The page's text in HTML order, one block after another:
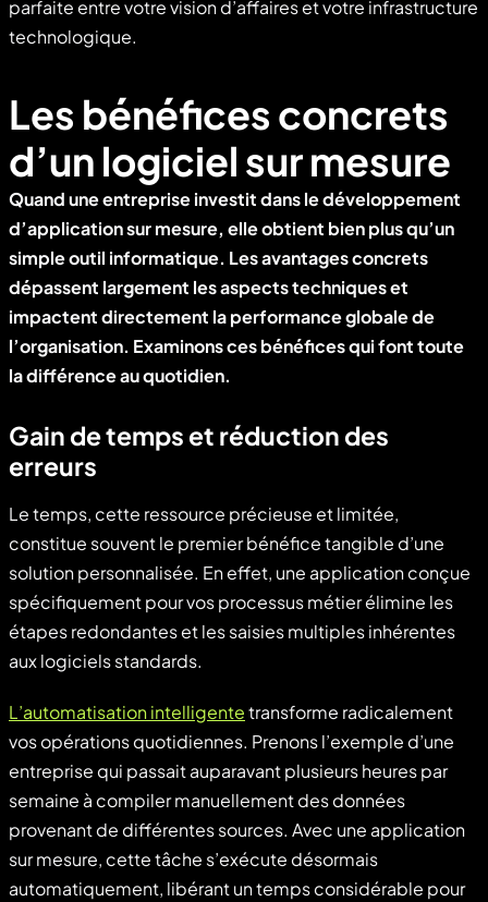
parfaite entre votre vision d’affaires et votre infrastructure
technologique.
Les bénéfices concrets
d’un logiciel sur mesure
Quand une entreprise investit dans le développement
d’application sur mesure, elle obtient bien plus qu’un
simple outil informatique. Les avantages concrets
dépassent largement les aspects techniques et
impactent directement la performance globale de
l’organisation. Examinons ces bénéfices qui font toute
la différence au quotidien.
Gain de temps et réduction des
erreurs
Le temps, cette ressource précieuse et limitée,
constitue souvent le premier bénéfice tangible d’une
solution personnalisée. En effet, une application conçue
spécifiquement pour vos processus métier élimine les
étapes redondantes et les saisies multiples inhérentes
aux logiciels standards.
L’automatisation intelligentetransforme radicalement
vos opérations quotidiennes. Prenons l’exemple d’une
entreprise qui passait auparavant plusieurs heures par
semaine à compiler manuellement des données
provenant de différentes sources. Avec une application
sur mesure, cette tâche s’exécute désormais
automatiquement, libérant un temps considérable pour